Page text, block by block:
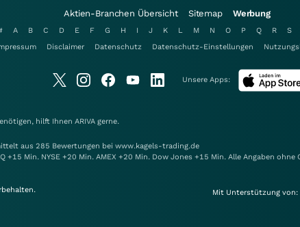
Aktien-Branchen Übersicht Sitemap Werbung
A B C D E F G H I J K L M N O P Q R S
Disclaimer Datenschutz Datenschutz-Einstellungen
Unsere Apps:
hilft Ihnen ARIVA gerne.
aus 285 Bewertungen bei www.kagels-trading.de
Min. NYSE +20 Min. AMEX +20 Min. Dow Jones +15 Min. Alle Angaben ohne
Mit Unterstützung von: